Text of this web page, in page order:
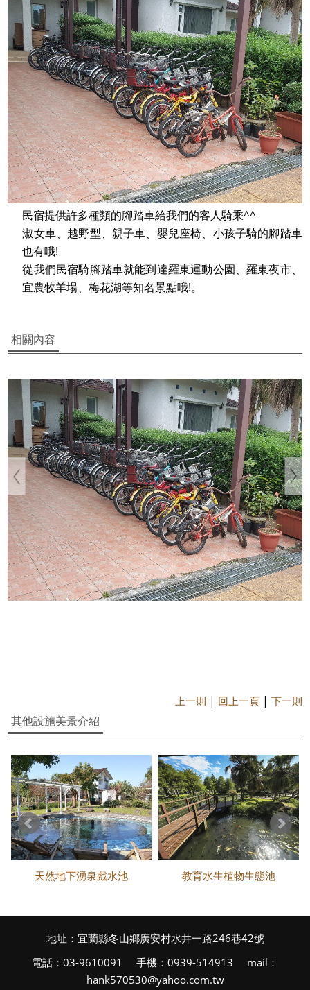
民宿提供許多種類的腳踏車給我們的客人騎乘^^
淑女車、越野型、親子車、嬰兒座椅、小孩子騎的腳踏車
也有哦!
從我們民宿騎腳踏車就能到達羅東運動公園、羅東夜市、
宜農牧羊場、梅花湖等知名景點哦!。
相關內容
上一則 | 回上一頁| 下一則
其他設施美景介紹
天然地下湧泉戲水池 教育水生植物生態池
地址：宜蘭縣冬山鄉廣安村水井一路246巷42號
電話：03-9610091 手機：0939-514913 mail：
hank570530@yahoo.com.tw